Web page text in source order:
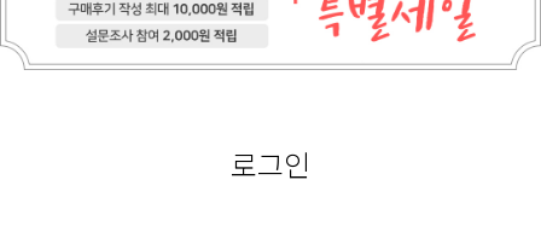
로그인